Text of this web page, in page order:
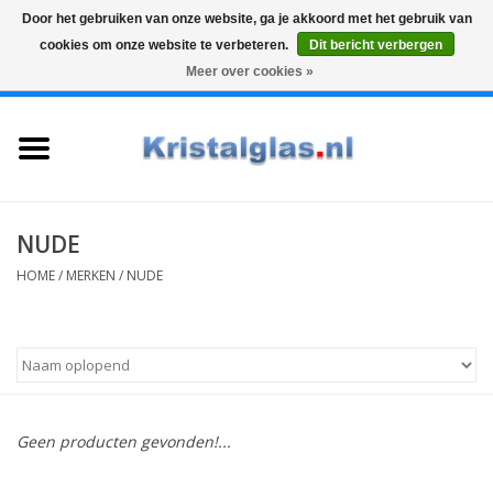
Graveren
Karaffen
NUDE
HOME/ MERKEN / NUDE
Geen producten gevonden!...
Door het gebruiken van onze website, ga je akkoord met het gebruik van
cookies om onze website te verbeteren.
Dit bericht verbergen
Meer over cookies »